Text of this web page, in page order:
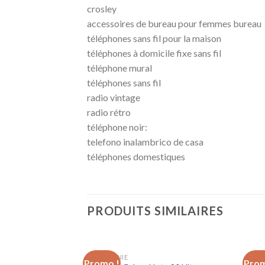
crosley
accessoires de bureau pour femmes bureau
téléphones sans fil pour la maison
téléphones à domicile fixe sans fil
téléphone mural
téléphones sans fil
radio vintage
radio rétro
téléphone noir:
telefono inalambrico de casa
téléphones domestiques
PRODUITS SIMILAIRES
TÉLÉPHONIE